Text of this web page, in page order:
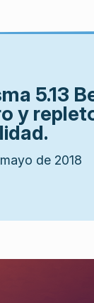
5.13
y
de 2018